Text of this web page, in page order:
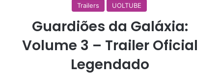
Trailers UOLTUBE
Guardiões da Galáxia:
Volume 3 – Trailer Oficial
Legendado